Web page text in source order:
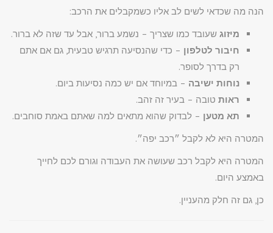
הנה מה שכדאי לשים לב אליו כשמקבלים את הרכב:
מיזוג שעובד כמו שצריך – נשמע ברור, אבל עד שזה לא ברור.
חיבור לטלפון – כדי שהנסיעה תרגיש טבעית, גם אם אתם
רק בדרך לסופר.
נוחות ישיבה – במיוחד אם יש כמה נסיעות ביום.
ראות טובה – בעיר זה זהב.
תא מטען – לבדוק שהוא מתאים למה שאתם באמת סוחבים.
המטרה היא לא לקבל ״רכב יפה״.
המטרה היא לקבל רכב שעושה את העבודה וגורם לכם לחייך
באמצע היום.
כן, גם זה חלק מהעניין.